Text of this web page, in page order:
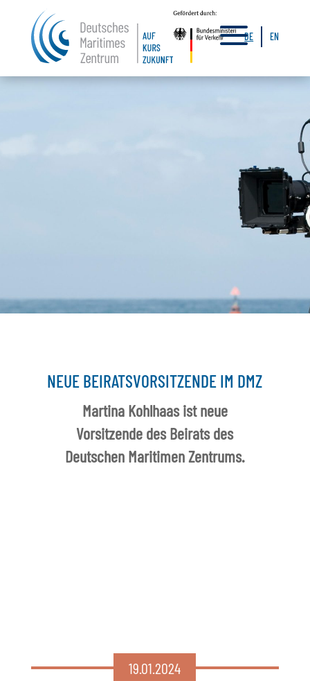
a
DE EN
NEUE BEIRATSVORSITZENDE IM DMZ
Martina Kohlhaas ist neue
Vorsitzende des Beirats des
Deutschen Maritimen Zentrums.
19.01.2024